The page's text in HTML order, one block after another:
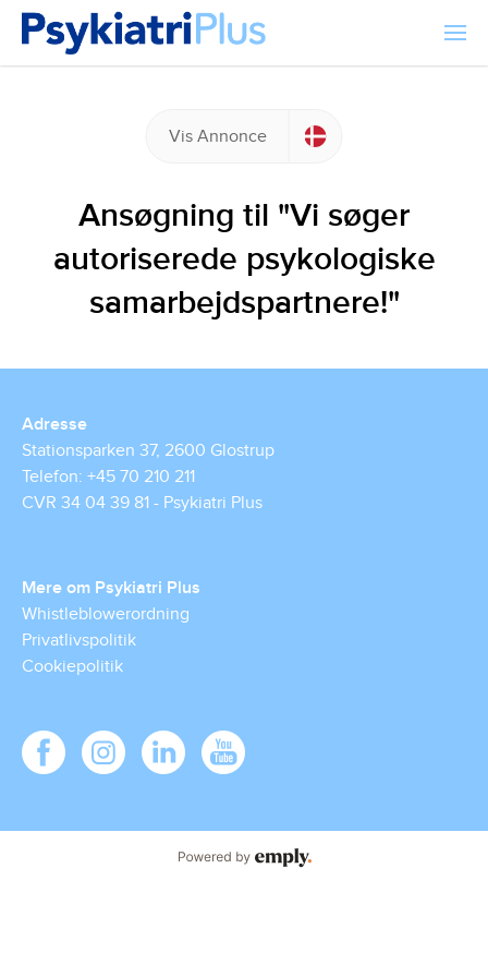
Vis Annonce
Ansøgning til "Vi søger
autoriserede psykologiske
samarbejdspartnere!"
Adresse
Stationsparken 37, 2600 Glostrup
Telefon: +45 70 210 211
CVR 34 04 39 81 - Psykiatri Plus
Mere om Psykiatri Plus
Whistleblowerordning
Privatlivspolitik
Cookiepolitik